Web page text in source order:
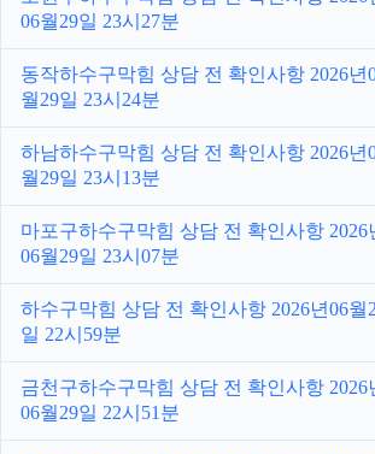
06월29일 23시27분
동작하수구막힘 상담 전 확인사항 2026년
월29일 23시24분
하남하수구막힘 상담 전 확인사항 2026년
월29일 23시13분
마포구하수구막힘 상담 전 확인사항 2026
06월29일 23시07분
하수구막힘 상담 전 확인사항 2026년06월
일 22시59분
금천구하수구막힘 상담 전 확인사항 2026
06월29일 22시51분